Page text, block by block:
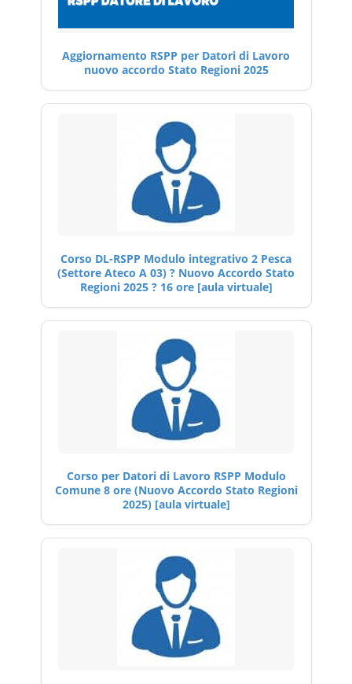
Aggiornamento RSPP per Datori di Lavoro
nuovo accordo Stato Regioni 2025
Corso DL-RSPP Modulo integrativo 2 Pesca
(Settore Ateco A 03) ? Nuovo Accordo Stato
Regioni 2025 ? 16 ore [aula virtuale]
Corso per Datori di Lavoro RSPP Modulo
Comune 8 ore (Nuovo Accordo Stato Regioni
2025) [aula virtuale]